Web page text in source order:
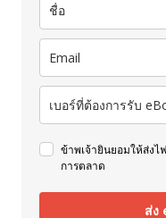
ข้าพเจ้ายินยอมให้ส่งไ
การตลาด
ส่ง